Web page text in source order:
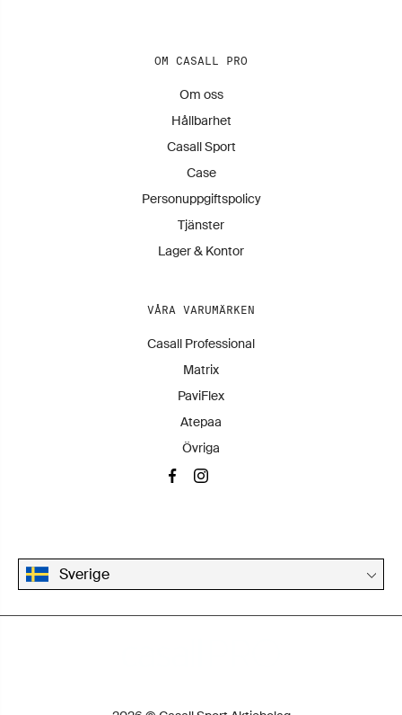
OM CASALL PRO
Om oss
Hållbarhet
Casall Sport
Case
Personuppgiftspolicy
Tjänster
Lager & Kontor
VÅRA VARUMÄRKEN
Casall Professional
Matrix
PaviFlex
Atepaa
Övriga
Sverige